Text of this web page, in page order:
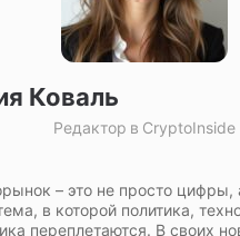
Коваль
Редактор в CryptoInside
– это не просто цифры,
в которой политика,
переплетаются. В своих